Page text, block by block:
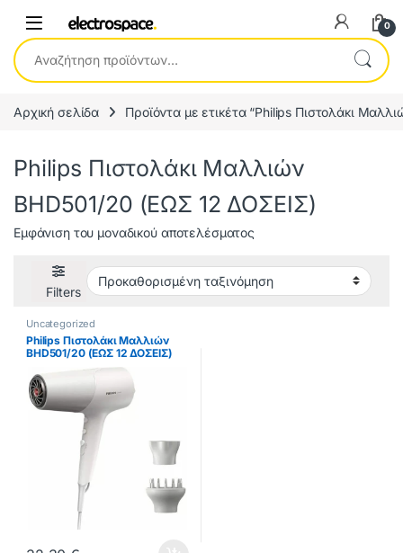
0
Αναζήτηση για:
Αρχική σελίδα Προϊόντα με ετικέτα “Philips Πιστολάκι
Philips Πιστολάκι Μαλλιών
BHD501/20 (ΕΩΣ 12 ΔΟΣΕΙΣ)
Εμφάνιση του μοναδικού αποτελέσματος
Filters
Uncategorized
Philips Πιστολάκι Μαλλιών
BHD501/20 (ΕΩΣ 12 ΔΟΣΕΙΣ)